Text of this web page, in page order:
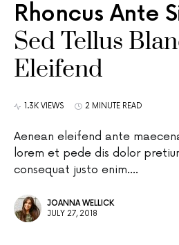
Rhoncus Ante
Sed Tellus
Eleifend
1.3K VIEWS 2 MINUTE READ
Aenean eleifend ante
lorem et pede dis dolor
consequat justo enim.…
JOANNA WELLICK
JULY 27, 2018